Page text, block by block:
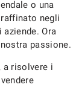
o una
negli
aziende. Ora
passione.
a risolvere i